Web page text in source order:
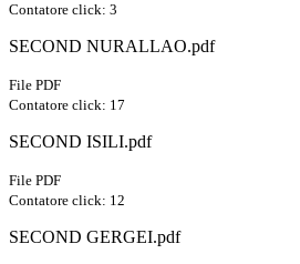
Contatore click: 3
SECOND NURALLAO.pdf
File PDF
Contatore click: 17
SECOND ISILI.pdf
File PDF
Contatore click: 12
SECOND GERGEI.pdf